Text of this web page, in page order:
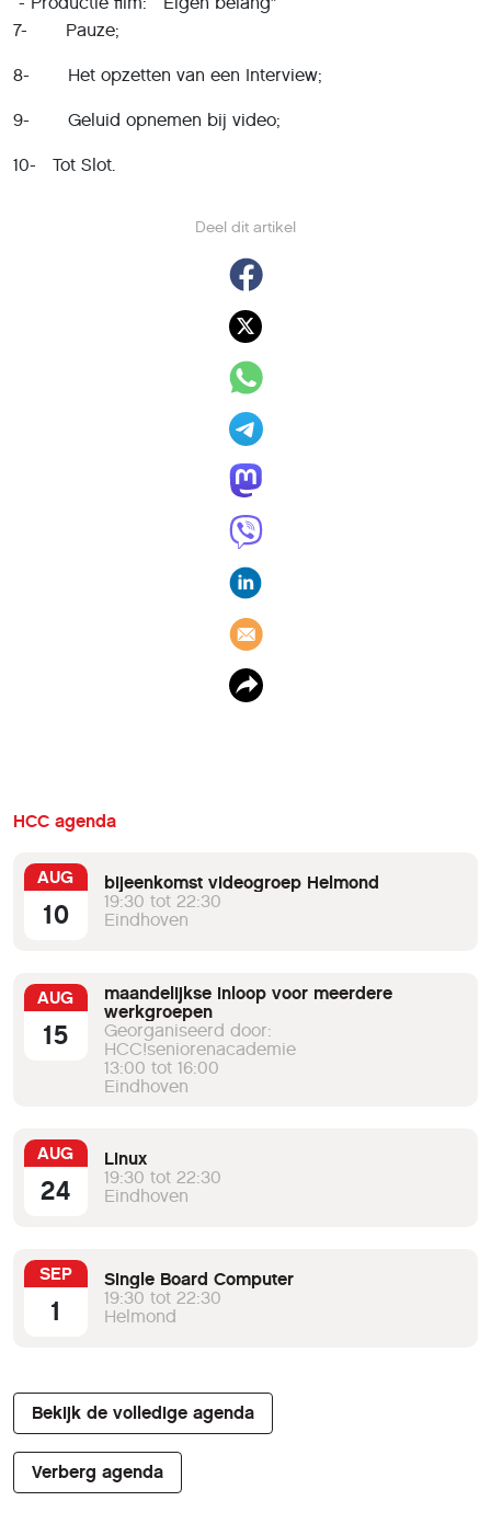
Deel dit artikel
7- Pauze;
8- Het opzetten van een Interview;
9- Geluid opnemen bij video;
10- Tot Slot.
HCC agenda
AUG
10
bijeenkomst videogroep Helmond
19:30 tot 22:30
Eindhoven
AUG
15
maandelijkse inloop voor meerdere
werkgroepen
Georganiseerd door:
HCC!seniorenacademie
13:00 tot 16:00
Eindhoven
AUG
24
Linux
19:30 tot 22:30
Eindhoven
SEP
1
Single Board Computer
19:30 tot 22:30
Helmond
Bekijk de volledige agenda
Verberg agenda